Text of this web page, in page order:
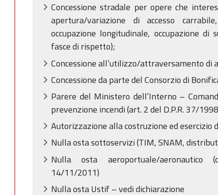
Concessione stradale per opere che
apertura/variazione di accesso
occupazione longitudinale, occupazione
fasce di rispetto);
Concessione all’utilizzo/attraversamento di
Concessione da parte del Consorzio di
Parere del Ministero dell’Interno –
prevenzione incendi (art. 2 del D.P.R. 37/
Autorizzazione alla costruzione ed
Nulla osta sottoservizi (TIM, SNAM,
Nulla osta aeroportuale/aeronautico
14/11/2011)
Nulla osta Ustif – vedi dichiarazione